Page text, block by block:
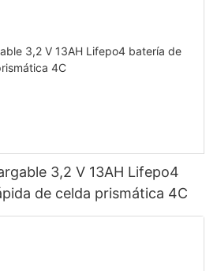
3,2 V 13AH Lifepo4
de celda prismática 4C